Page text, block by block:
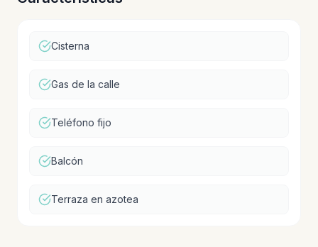
Cisterna
Gas de la calle
Teléfono fijo
Balcón
Terraza en azotea